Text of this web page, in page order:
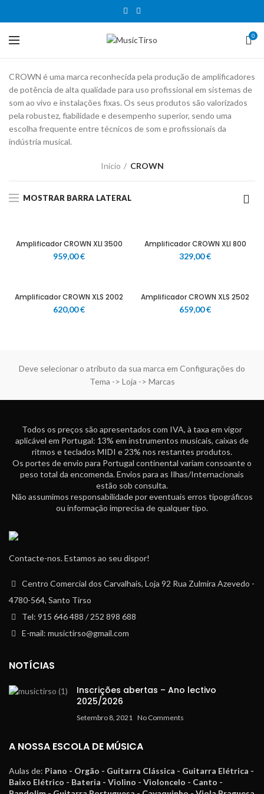
0
CROWN é uma marca reconhecida pela produção de amplificadores
de potência de alta qualidade para uso profissional em sistemas de
som ao vivo e instalações fixas. Os seus produtos são valorizados
pela robustez, fiabilidade e desempenho superior, sendo uma
escolha frequente entre técnicos de som e profissionais da
indústria musical.
Início CROWN
MOSTRAR BARRA LATERAL
Amplificador CROWN XLI 3500
959,00€
Amplificador CROWN XLI 800
329,00€
Amplificador CROWN XLS 2002
620,00€
Amplificador CROWN XLS 2502
659,00€
Deve selecionar o atributo da sua marca em Configurações do
Tema -> Loja -> Marcas
Todos os preços são apresentados com IVA, à taxa em vigor
aplicável em Portugal: 13% em instrumentos musicais, caixas de
ritmos e teclados MIDI e 23% nos restantes produtos.
Os portes de envio para Portugal continental variam consoante o
peso total da encomenda. Envios para as Ilhas/Internacionais
estão sob consulta.
Não assumimos responsabilidade por eventuais erros tipográficos
ou informação imprecisa de qualquer tipo.
Contacte-nos. Estamos ao seu dispor!
Centro Comercial dos Carvalhais, Loja 92 Rua Zulmira Azevedo -
4780-564, Santo Tirso
Tel: 915 646 488 / 252 898 688
E-mail: musictirso@gmail.com
NOTÍCIAS
Inscrições abertas – Ano lectivo
2025/2026
Setembro 8, 2021 No Comments
A NOSSA ESCOLA DE MÚSICA
Aulas de: Piano - Orgão - Guitarra Clássica - Guitarra Elétrica -
Baixo Elétrico - Bateria - Violino - Violoncelo - Canto -